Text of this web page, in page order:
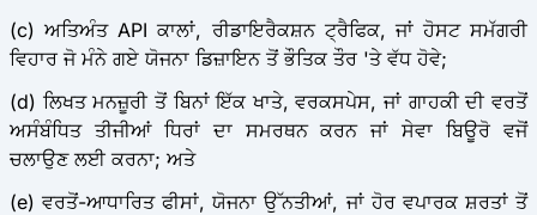
(c) ਅਤਿਅੰਤ API ਕਾਲਾਂ, ਰੀਡਾਇਰੈਕਸ਼ਨ ਟ੍ਰੈਫਿਕ, ਜਾਂ ਹੋਸਟ ਸਮੱਗਰੀ
ਵਿਹਾਰ ਜੋ ਮੰਨੇ ਗਏ ਯੋਜਨਾ ਡਿਜ਼ਾਇਨ ਤੋਂ ਭੌਤਿਕ ਤੌਰ 'ਤੇ ਵੱਧ ਹੋਵੇ;
(d) ਲਿਖਤ ਮਨਜ਼ੂਰੀ ਤੋਂ ਬਿਨਾਂ ਇੱਕ ਖਾਤੇ, ਵਰਕਸਪੇਸ, ਜਾਂ ਗਾਹਕੀ ਦੀ ਵਰਤੋਂ
ਅਸੰਬੰਧਿਤ ਤੀਜੀਆਂ ਧਿਰਾਂ ਦਾ ਸਮਰਥਨ ਕਰਨ ਜਾਂ ਸੇਵਾ ਬਿਊਰੋ ਵਜੋਂ
ਚਲਾਉਣ ਲਈ ਕਰਨਾ; ਅਤੇ
(e) ਵਰਤੋਂ-ਆਧਾਰਿਤ ਫੀਸਾਂ, ਯੋਜਨਾ ਉੱਨਤੀਆਂ, ਜਾਂ ਹੋਰ ਵਪਾਰਕ ਸ਼ਰਤਾਂ ਤੋਂ